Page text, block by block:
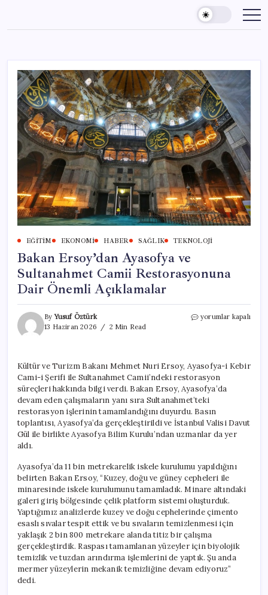
content
EĞITIM EKONOMI HABER SAĞLIK TEKNOLOJI
Bakan Ersoy’dan Ayasofya ve
Sultanahmet Camii Restorasyonuna
Dair Önemli Açıklamalar
ByYusuf Öztürk
13 Haziran 2026
2 Min Read
Bakan
Camii
Restorasyonuna
Dair
Önemli
için
yorumlar kapalı
Kültür ve Turizm Bakanı Mehmet Nuri Ersoy, Ayasofya-i Kebir
Cami-i Şerifi ile Sultanahmet Camii’ndeki restorasyon
süreçleri hakkında bilgi verdi. Bakan Ersoy, Ayasofya’da
devam eden çalışmaların yanı sıra Sultanahmet’teki
restorasyon işlerinin tamamlandığını duyurdu. Basın
toplantısı, Ayasofya’da gerçekleştirildi ve İstanbul Valisi Davut
Gül ile birlikte Ayasofya Bilim Kurulu’ndan uzmanlar da yer
aldı.
Ayasofya’da 11 bin metrekarelik iskele kurulumu yapıldığını
belirten Bakan Ersoy, “Kuzey, doğu ve güney cepheleri ile
minaresinde iskele kurulumunu tamamladık. Minare altındaki
galeri giriş bölgesinde çelik platform sistemi oluşturduk.
Yaptığımız analizlerde kuzey ve doğu cephelerinde çimento
esaslı sıvalar tespit ettik ve bu sıvaların temizlenmesi için
yaklaşık 2 bin 800 metrekare alanda titiz bir çalışma
gerçekleştirdik. Raspası tamamlanan yüzeyler için biyolojik
temizlik ve tuzdan arındırma işlemlerini de yaptık. Şu anda
mermer yüzeylerin mekanik temizliğine devam ediyoruz”
dedi.